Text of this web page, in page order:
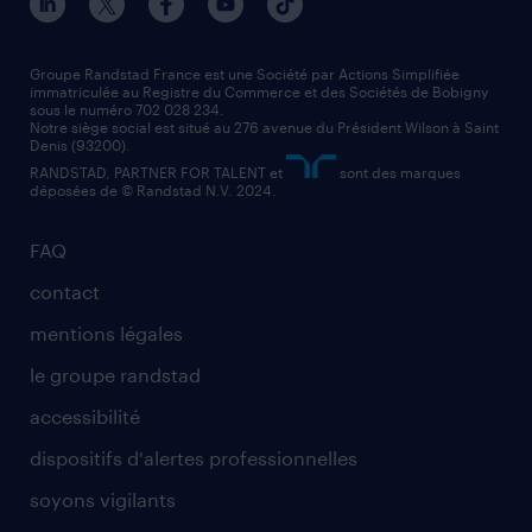
assistant administratif
comptable
faq intérim / recrutement
nos agences par région
nos cabinets de recrutement
FAQ
contact
mentions légales
le groupe randstad
accessibilité
dispositifs d'alertes professionnelles
soyons vigilants
Groupe Randstad France est une Société par Actions Simplifiée
immatriculée au Registre du Commerce et des Sociétés de Bobigny
sous le numéro 702 028 234.
Notre siège social est situé au 276 avenue du Président Wilson à Saint
Denis (93200).
RANDSTAD, PARTNER FOR TALENT et
sont des marques
déposées de © Randstad N.V. 2024.